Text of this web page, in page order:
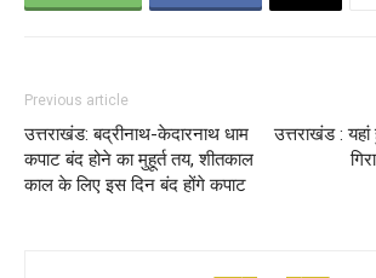
Previous article
उत्तराखंड: बद्रीनाथ-केदारनाथ धाम
कपाट बंद होने का मुहूर्त तय, शीतकाल
काल के लिए इस दिन बंद होंगे कपाट
उत्तराखंड :